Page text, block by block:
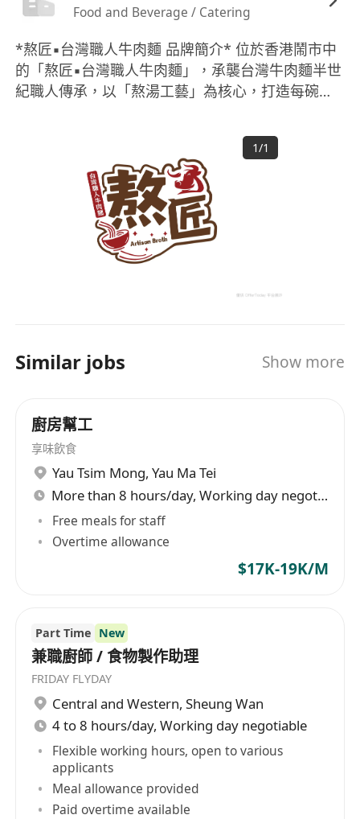
Food and Beverage / Catering
*熬匠▪︎台灣職人牛肉麵 品牌簡介* 位於香港鬧市中
的「熬匠▪︎台灣職人牛肉麵」，承襲台灣牛肉麵半世
紀職人傳承，以「熬湯工藝」為核心，打造每碗都
全球精選牛肉與12小時蒸熬極致工藝，呈現入口即
化的肉感與層次分明的滋味。 本店嚴選來自日本和
牛、美國安格斯牛、等不同國家優質牛肉，每種牛
源因產地氣候飼養方式而擁有獨特風味。我們更講
究「牛不同部位，烹調方式不同」——腱子肉適合
長時間慢燉釋放膠質，牛肩胛保留油花入口即化，
牛腩滷製後軟嫩入味，牛筋燉煮後Q彈有勁。職人
法，確保每一塊牛肉完美呈現其天然肉感與風味。
高溫蒸氣蒸煮技術，萃取出清透澄淨的高湯底座，
工藝，讓牛骨精華完全釋放，湯頭濃而不膩，清而
不淡，入口先是牛髓鮮甜，尾韻留香料回甘。 每碗
熬匠紅燒牛肉麵，都是職人手藝結晶：手工刀切寬
麵Q彈有嚼勁，配料精準分盤，湯頭現熬現上桌。
無論是腱子肉軟嫩入味版、肋眼油花綻放版，還是
綜合職人盤，每一口都是台灣老店的濃厚記憶與現
代工藝的完美融合。 熬匠不只賣牛肉麵，更傳遞台
灣職人精神——對食材的尊重，對工藝的堅持，對
1/1
Similar jobs Show more
廚房幫工
享味飲食
Yau Tsim Mong, Yau Ma Tei
More than 8 hours/day, Working day negotiable
Free meals for staff
Overtime allowance
$17K-19K/M
Part Time New
兼職廚師 / 食物製作助理
FRIDAY FLYDAY
Central and Western, Sheung Wan
4 to 8 hours/day, Working day negotiable
Flexible working hours, open to various
applicants
Meal allowance provided
Paid overtime available